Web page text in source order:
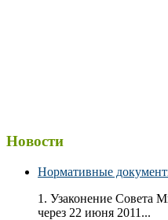
Новости
Нормативные
1. Узаконение Совета
через 22 июня 2011...